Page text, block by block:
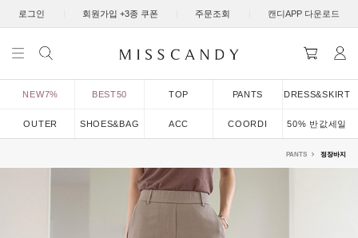
로그인 회원가입 +3종 쿠폰 주문조회 캔디APP 다운로드
NEW7% BEST50 TOP PANTS DRESS&SKIRT
OUTER SHOES&BAG ACC COORDI 50% 반값세일
PANTS 정장바지